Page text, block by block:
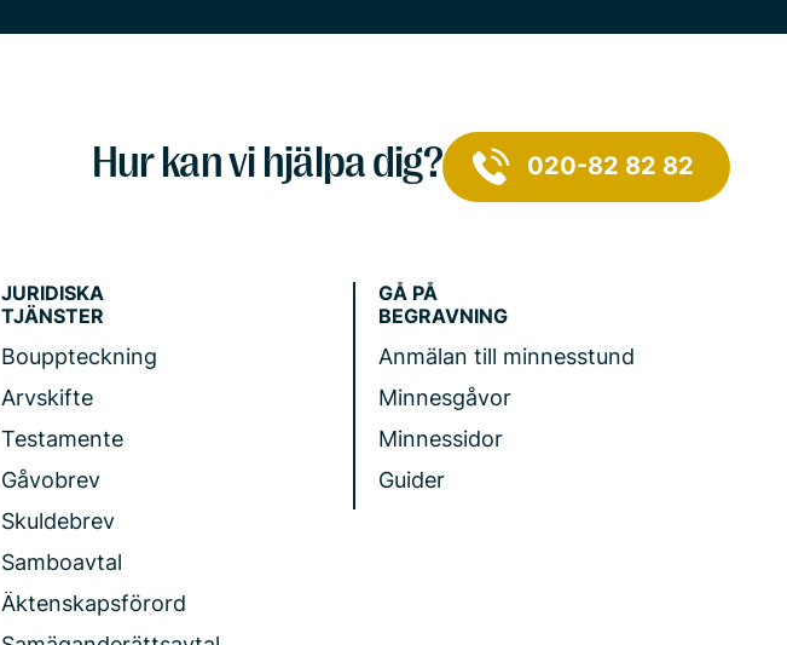
Hur kan vi hjälpa dig? 020-82 82 82
JURIDISKA
TJÄNSTER
Bouppteckning
Arvskifte
Testamente
Gåvobrev
Skuldebrev
Samboavtal
Äktenskapsförord
GÅ PÅ
BEGRAVNING
Anmälan till minnesstund
Minnesgåvor
Minnessidor
Guider